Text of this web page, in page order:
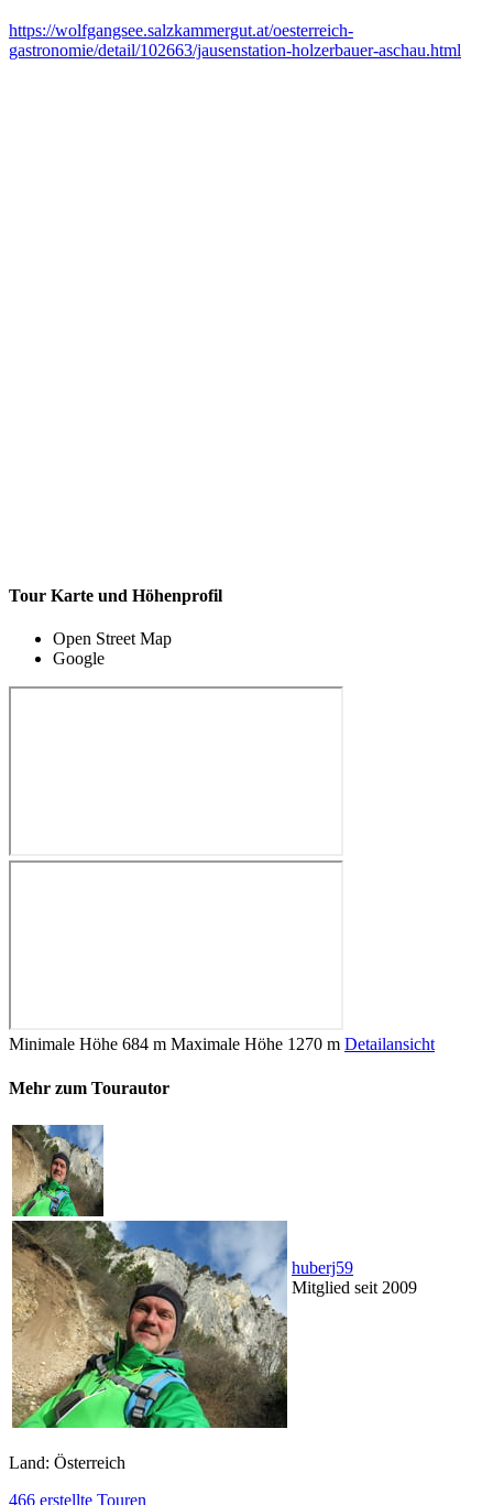
https://wolfgangsee.salzkammergut.at/oesterreich-
gastronomie/detail/102663/jausenstation-holzerbauer-aschau.html
Tour Karte und Höhenprofil
Open Street Map
Google
Minimale Höhe 684 m Maximale Höhe 1270 m Detailansicht
Mehr zum Tourautor
huberj59
Mitglied seit 2009
Land: Österreich
466 erstellte Touren